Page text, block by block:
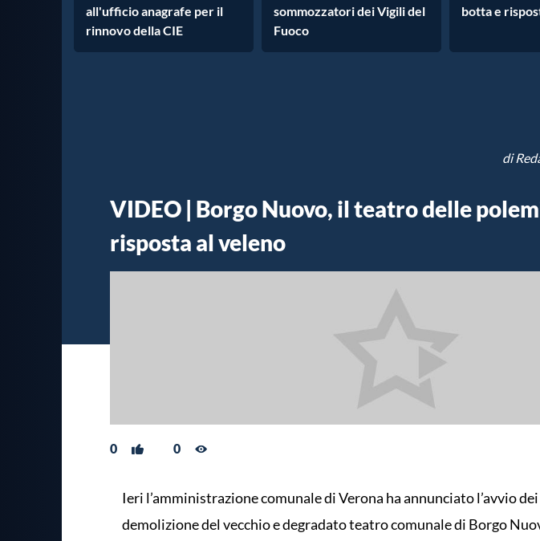
all'ufficio anagrafe per il
rinnovo della CIE
sommozzatori dei Vigili del
Fuoco
botta e
di
VIDEO | Borgo Nuovo, il teatro delle
risposta al veleno
0 0
Ieri l’amministrazione comunale di Verona ha annunciato l’avvio
demolizione del vecchio e degradato teatro comunale di Borgo